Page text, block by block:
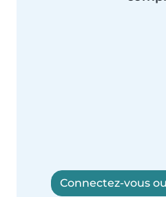
Connectez-vous